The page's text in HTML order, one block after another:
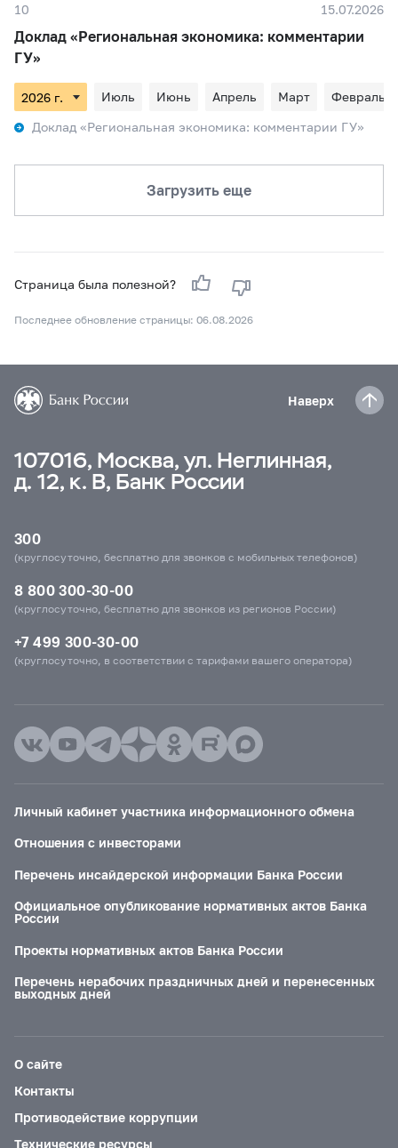
10 15.07.2026
Доклад «Региональная экономика: комментарии
ГУ»
Июль Июнь Апрель Март
Февраль
Доклад «Региональная экономика: комментарии ГУ»
Загрузить еще
Страница была полезной?
Последнее обновление страницы: 06.08.2026
Наверх
107016, Москва, ул. Неглинная,
д. 12, к. В, Банк России
300
(круглосуточно, бесплатно для звонков с мобильных телефонов)
8 800 300-30-00
(круглосуточно, бесплатно для звонков из регионов России)
+7 499 300-30-00
(круглосуточно, в соответствии с тарифами вашего оператора)
Личный кабинет участника информационного обмена
Отношения с инвесторами
Перечень инсайдерской информации Банка России
Официальное опубликование нормативных актов Банка
России
Проекты нормативных актов Банка России
Перечень нерабочих праздничных дней и перенесенных
выходных дней
О сайте
Контакты
Противодействие коррупции
Технические ресурсы